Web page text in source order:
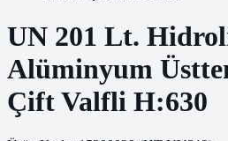
UN 201 Lt.
Alüminyum
Çift Valfli H:630